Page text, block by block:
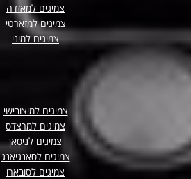
צמיגים למאזדה
צמיגים למזארטי
צמיגים למיני
צמיגים למיצובישי
צמיגים למרצדס
צמיגים לניסאן
צמיגים לסאנגיאנג
צמיגים לסובארו